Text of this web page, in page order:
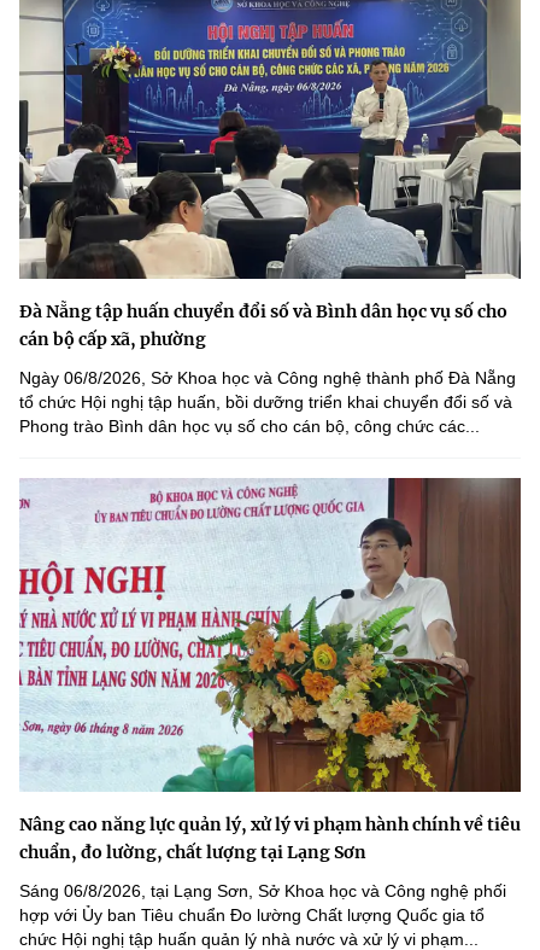
Đà Nẵng tập huấn chuyển đổi số và Bình dân học vụ số cho
cán bộ cấp xã, phường
Ngày 06/8/2026, Sở Khoa học và Công nghệ thành phố Đà Nẵng
tổ chức Hội nghị tập huấn, bồi dưỡng triển khai chuyển đổi số và
Phong trào Bình dân học vụ số cho cán bộ, công chức các...
Nâng cao năng lực quản lý, xử lý vi phạm hành chính về tiêu
chuẩn, đo lường, chất lượng tại Lạng Sơn
Sáng 06/8/2026, tại Lạng Sơn, Sở Khoa học và Công nghệ phối
hợp với Ủy ban Tiêu chuẩn Đo lường Chất lượng Quốc gia tổ
chức Hội nghị tập huấn quản lý nhà nước và xử lý vi phạm...